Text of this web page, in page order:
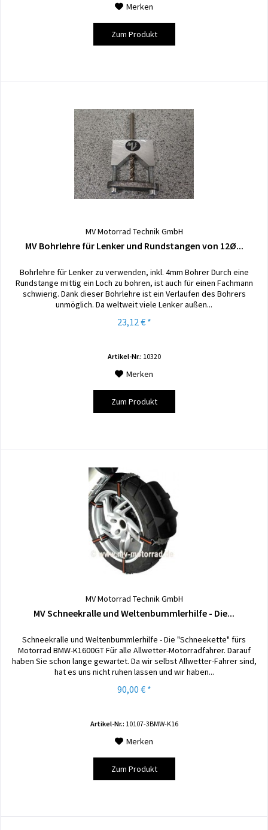
Merken
Zum Produkt
MV Motorrad Technik GmbH
MV Bohrlehre für Lenker und Rundstangen von 12Ø...
Bohrlehre für Lenker zu verwenden, inkl. 4mm Bohrer Durch eine
Rundstange mittig ein Loch zu bohren, ist auch für einen Fachmann
schwierig. Dank dieser Bohrlehre ist ein Verlaufen des Bohrers
unmöglich. Da weltweit viele Lenker außen...
23,12 € *
Artikel-Nr.: 10320
Merken
Zum Produkt
MV Motorrad Technik GmbH
MV Schneekralle und Weltenbummlerhilfe - Die...
Schneekralle und Weltenbummlerhilfe - Die "Schneekette" fürs
Motorrad BMW-K1600GT Für alle Allwetter-Motorradfahrer. Darauf
haben Sie schon lange gewartet. Da wir selbst Allwetter-Fahrer sind,
hat es uns nicht ruhen lassen und wir haben...
90,00 € *
Artikel-Nr.: 10107-3BMW-K16
Merken
Zum Produkt